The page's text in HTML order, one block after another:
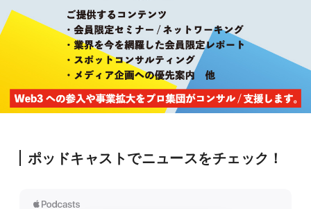
ポッドキャストでニュースをチェック！